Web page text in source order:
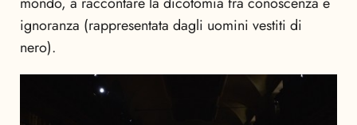
ignoranza (rappresentata dagli uomini vestiti di
nero).